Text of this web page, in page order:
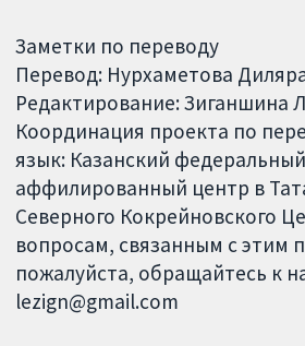
Заметки по переводу
Перевод: Нурхаметова
Редактирование: Зиганшина
Координация проекта по
язык: Казанский
аффилированный центр в
Северного Кокрейновского
вопросам, связанным с этим
пожалуйста, обращайтесь к
lezign@gmail.com